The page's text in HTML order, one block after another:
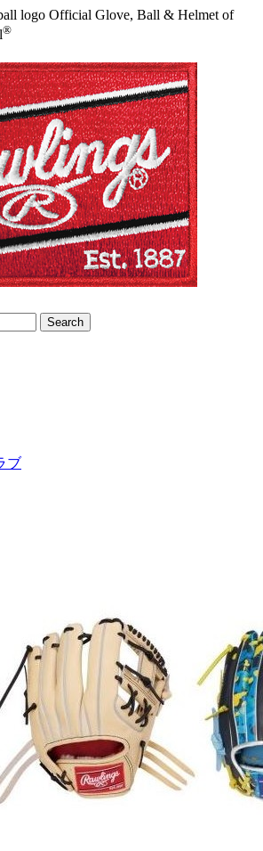
Official Glove, Ball & Helmet of
®
ブ